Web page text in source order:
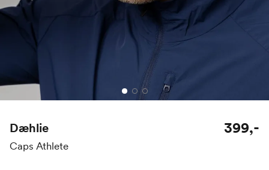
Dæhlie
Caps Athlete
399,-